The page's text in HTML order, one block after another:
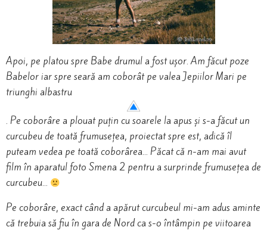
Apoi, pe platou spre Babe drumul a fost ușor. Am făcut poze
Babelor iar spre seară am coborât pe valea Jepiilor Mari pe
triunghi albastru
. Pe coborâre a plouat puțin cu soarele la apus și s-a făcut un
curcubeu de toată frumusețea, proiectat spre est, adică îl
puteam vedea pe toată coborârea… Păcat că n-am mai avut
film în aparatul foto Smena 2 pentru a surprinde frumusețea de
curcubeu…
Pe coborâre, exact când a apărut curcubeul mi-am adus aminte
că trebuia să fiu în gara de Nord ca s-o întâmpin pe viitoarea